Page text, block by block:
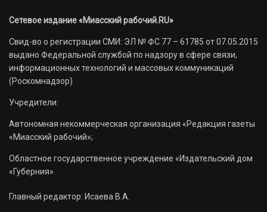
Сетевое издание «Миасский рабочий.RU»
Свид-во о регистрации СМИ: ЭЛ № ФС 77 – 61785 от 07.05.2015
выдано Федеральной службой по надзору в сфере связи,
информационных технологий и массовых коммуникаций
(Роскомнадзор)
Учредители:
Автономная некоммерческая организация «Редакция газеты
«Миасский рабочий»;
Областное государственное учреждение «Издательский дом
«Губерния».
Главный редактор: Исаева В.А.